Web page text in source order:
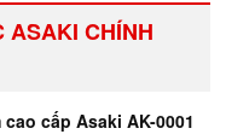
ASAKI CHÍNH
cấp Asaki AK-0001